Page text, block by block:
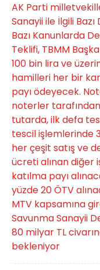
AK Parti
Sanayii ile İlgili
Bazı Kanunlarda
Teklifi, TBMM
100 bin lira ve
hamilleri her bir
payı ödeyecek.
noterler
tutarda, ilk defa
tescil işlemlerinde
her çeşit satış ve
ücreti alınan diğer
katılma payı
yüzde 20 ÖTV
MTV kapsamına
Savunma Sanayii
80 milyar TL
bekleniyor